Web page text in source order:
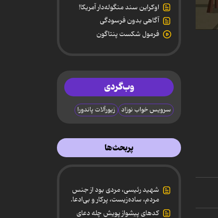
0
اوکراین سند منگوله‌دار آمریکا!
آگاهی بدون فرسودگی
فرمول شکست پنتاگون
وب‌گردی
سرویس خواب نوزاد زیورآلات پاندورا
پربحث‌ها
شهید رئیسی، مردی بود از جنس
مردم، ساده‌زیست، پرکار و بی‌ادعا.
کدهای پیشواز پویش چله دعای